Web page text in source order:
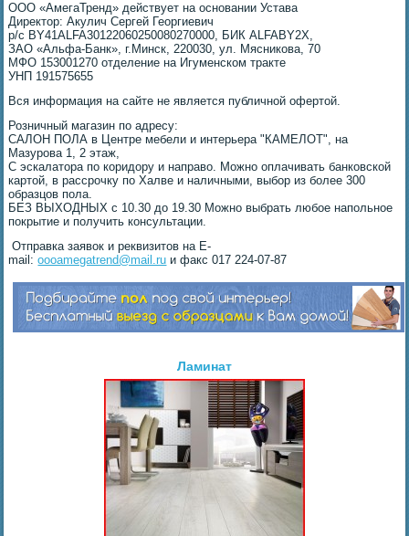
ОOO «АмегаТренд» действует на основании Устава
Директор: Акулич Сергей Георгиевич
р/с BY41ALFA30122060250080270000, БИК ALFABY2X,
ЗАО «Альфа-Банк», г.Минск, 220030, ул. Мясникова, 70
МФО 153001270 отделение на Игуменском тракте
УНП 191575655
Вся информация на сайте не является публичной офертой.
Розничный магазин по адресу:
САЛОН ПОЛА в Центре мебели и интерьера "КАМЕЛОТ", на
Мазурова 1, 2 этаж,
С эскалатора по коридору и направо. Можно оплачивать банковской
картой, в рассрочку по Халве и наличными, выбор из более 300
образцов пола.
БЕЗ ВЫХОДНЫХ с 10.30 до 19.30 Можно выбрать любое напольное
покрытие и получить консультации.
Отправка заявок и реквизитов на E-
mail:oooamegatrend@mail.ru и факс 017 224-07-87
Ламинат